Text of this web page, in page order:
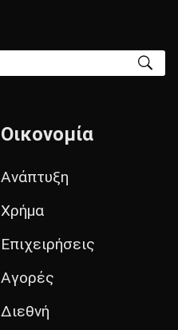
Οικονομία
Ανάπτυξη
Χρήμα
Επιχειρήσεις
Αγορές
Διεθνή